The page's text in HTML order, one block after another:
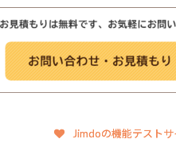
Jimdoの機能テストサ